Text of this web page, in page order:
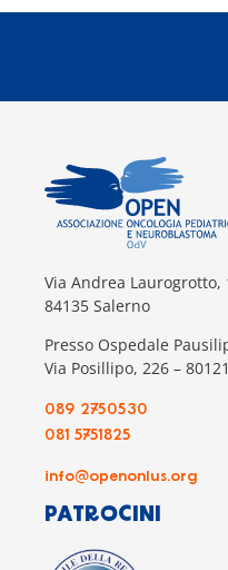
Via Andrea Laurogrotto,
84135 Salerno
Presso Ospedale
Via Posillipo, 226 –
089 2750530
081 5751825
info@openonlus.org
PATROCINI